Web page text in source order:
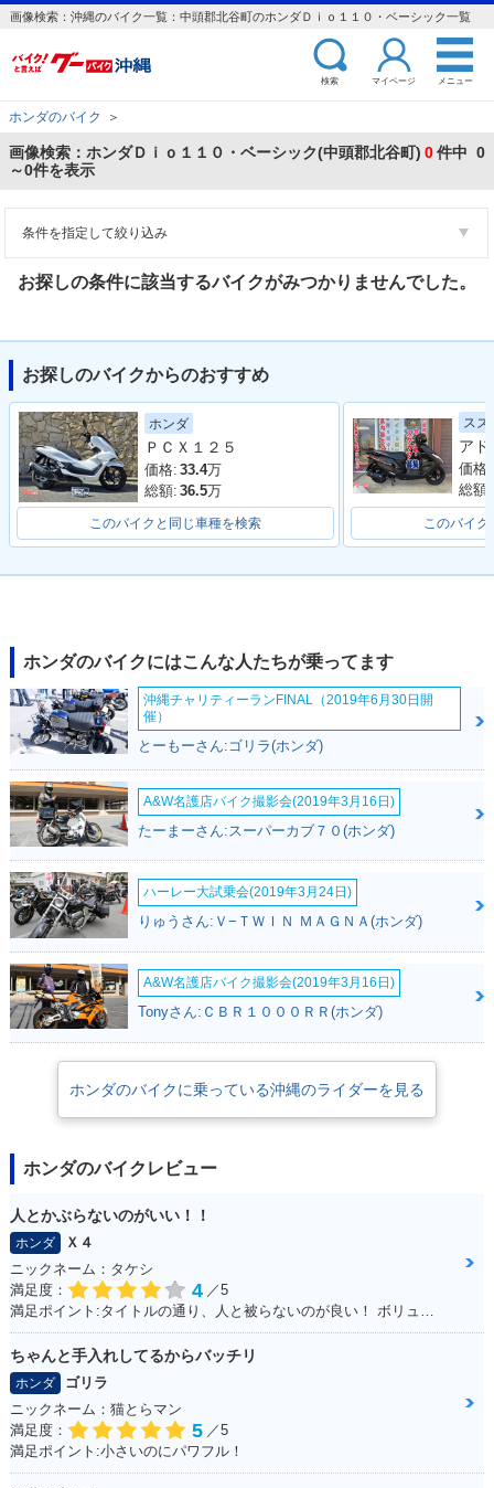
画像検索：沖縄のバイク一覧：中頭郡北谷町のホンダＤｉｏ１１０・ベーシック一覧
検索 マイページ メニュー
ホンダのバイク ＞
画像検索：ホンダＤｉｏ１１０・ベーシック(中頭郡北谷町) 0件中 0
～0件を表示
条件を指定して絞り込み
お探しの条件に該当するバイクがみつかりませんでした。
お探しのバイクからのおすすめ
ホンダ
ＰＣＸ１２５
価格: 33.4万
総額: 36.5万
このバイクと同じ車種を検索
スズ
価格:
総額:
このバイク
ホンダのバイクにはこんな人たちが乗ってます
沖縄チャリティーランFINAL（2019年6月30日開
催）
とーもーさん:ゴリラ(ホンダ)
A&W名護店バイク撮影会(2019年3月16日)
たーまーさん:スーパーカブ７０(ホンダ)
ハーレー大試乗会(2019年3月24日)
りゅうさん:Ｖ−ＴＷＩＮ ＭＡＧＮＡ(ホンダ)
A&W名護店バイク撮影会(2019年3月16日)
Tonyさん:ＣＢＲ１０００ＲＲ(ホンダ)
ホンダのバイクに乗っている沖縄のライダーを見る
ホンダのバイクレビュー
人とかぶらないのがいい！！
ホンダ
Ｘ４
ニックネーム：タケシ
満足度：
4 ／5
ちゃんと手入れしてるからバッチリ
ホンダ
ゴリラ
ニックネーム：猫とらマン
満足度：
5 ／5
満足ポイント:小さいのにパワフル！